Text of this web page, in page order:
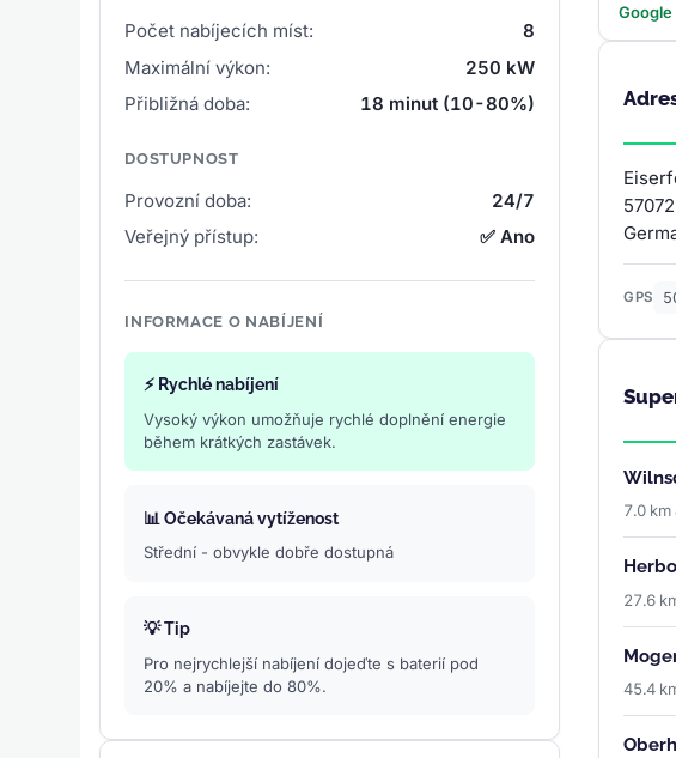
Počet nabíjecích míst:
8
Maximální výkon:
250 kW
Přibližná doba:
18 minut (10-80%)
DOSTUPNOST
Provozní doba:
24/7
Veřejný přístup:
✅ Ano
INFORMACE O NABÍJENÍ
⚡ Rychlé nabíjení
Vysoký výkon umožňuje rychlé doplnění energie
během krátkých zastávek.
📊 Očekávaná vytíženost
Střední - obvykle dobře dostupná
💡 Tip
Pro nejrychlejší nabíjení dojeďte s baterií pod
20% a nabíjejte do 80%.
Google
GPS
7.0
27.6
45.4